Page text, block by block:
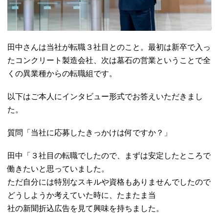
田中さんは当社が転職３社目とのこと。最初は新卒で入っ
たコンクリート製造会社、次は墓石の営業ということで全
くの異業種からの転職組です。
以下はご本人にインタビュー形式でお答えいただきまし
た。
質問「当社に応募したきっかけは何ですか？」
田中「３社目の転職でしたので、まずは安定したところで
働きたいと思っていました。
ただ自分には特別なスキルや資格もありませんでしたので
どうしようか考えていた時に、たまたま当
社の新聞折込広告を見て興味を持ちました。